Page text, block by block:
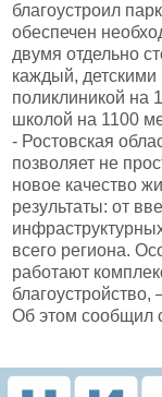
благоустроил
обеспечен
двумя отдельно
каждый,
поликлиникой на
школой на 1100
- Ростовская
позволяет не
новое качество
результаты: от
всего региона.
работают
Об этом сообщил